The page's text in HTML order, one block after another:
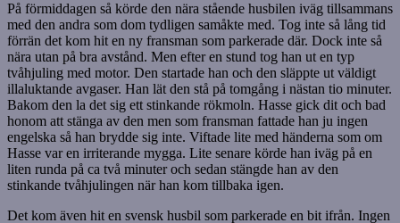
På förmiddagen så körde den nära stående husbilen iväg tillsammans
med den andra som dom tydligen samåkte med. Tog inte så lång tid
förrän det kom hit en ny fransman som parkerade där. Dock inte så
nära utan på bra avstånd. Men efter en stund tog han ut en typ
tvåhjuling med motor. Den startade han och den släppte ut väldigt
illaluktande avgaser. Han lät den stå på tomgång i nästan tio minuter.
Bakom den la det sig ett stinkande rökmoln. Hasse gick dit och bad
honom att stänga av den men som fransman fattade han ju ingen
engelska så han brydde sig inte. Viftade lite med händerna som om
Hasse var en irriterande mygga. Lite senare körde han iväg på en
liten runda på ca två minuter och sedan stängde han av den
stinkande tvåhjulingen när han kom tillbaka igen.
Det kom även hit en svensk husbil som parkerade en bit ifrån. Ingen